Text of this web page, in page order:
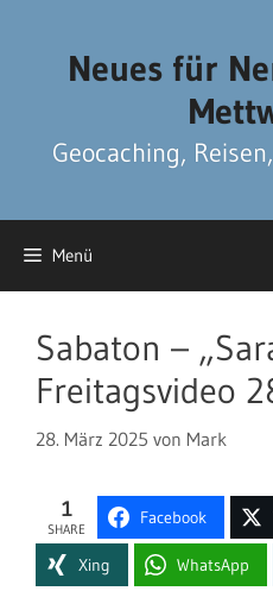
Neues für
Geocaching,
Menü
Sabaton –
Freitagsvideo
28. März 2025 von Mark
1
SHARE
Facebook
Xing WhatsApp